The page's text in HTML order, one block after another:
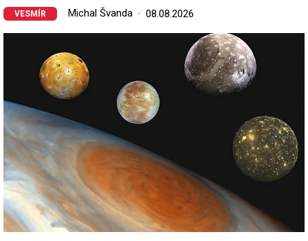
VESMÍR Michal Švanda 08.08.2026